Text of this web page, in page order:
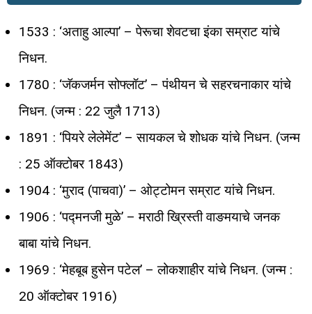
1533 : ‘अताहु आल्पा’ – पेरूचा शेवटचा इंका सम्राट यांचे
निधन.
1780 : ‘जॅकजर्मन सोफ्लॉट’ – पंथीयन चे सहरचनाकार यांचे
निधन. (जन्म : 22 जुलै 1713)
1891 : ‘पियरे लेलेमेंट’ – सायकल चे शोधक यांचे निधन. (जन्म
: 25 ऑक्टोबर 1843)
1904 : ‘मुराद (पाचवा)’ – ओट्टोमन सम्राट यांचे निधन.
1906 : ‘पद्मनजी मुळे’ – मराठी ख्रिस्ती वाङमयाचे जनक
बाबा यांचे निधन.
1969 : ‘मेहबूब हुसेन पटेल’ – लोकशाहीर यांचे निधन. (जन्म :
20 ऑक्टोबर 1916)